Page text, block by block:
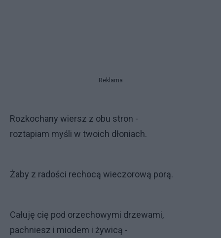
Reklama
Rozkochany wiersz z obu stron -
roztapiam myśli w twoich dłoniach.
Żaby z radości rechocą wieczorową porą.
Całuję cię pod orzechowymi drzewami,
pachniesz i miodem i żywicą -